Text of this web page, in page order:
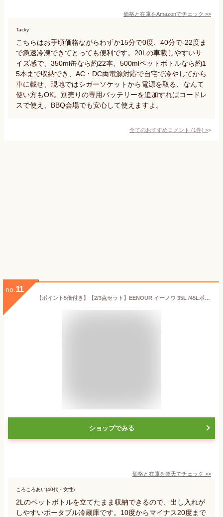
価格と在庫をAmazonでチェック >>
Tacky
こちらはお手頃価格ながらわずか15分で0度、40分で-22度ま
で急速冷凍できてとっても便利です。20Lの車載しやすいサ
イズ感で、350ml缶なら約22本、500mlペットボトルなら約1
5本まで収納でき、AC・DC両電源対応で自宅で冷やしてから
車に載せ、現地ではシガーソケットから電源を取る、なんて
使い方もOK。別売りの専用バッテリーを追加すればコードレ
スで使え、BBQ会場でも安心して使えますよ。
全てのおすすめコメント (1件) >
no. 11
【ポイント5倍付き】【2/3点セット】EENOUR イーノウ 35L /45Lポータブル冷蔵庫 バッテリー付き 車載冷蔵庫 セカンド 冷蔵庫 冷凍庫 カンド冷凍庫 冷蔵庫 車載 冷凍庫 車載 クーラーボックス 車 小型冷蔵庫 持ち運び 冷蔵庫 アウトドア キャンプ 車中泊 1人暮らし DB01
ショップでみる
価格と在庫を楽天でチェック >>
ころころあい(40代・女性)
2Lのペットボトルを立てたまま収納できるので、出し入れが
しやすいポータブル冷蔵庫です。10度からマイナス20度まで